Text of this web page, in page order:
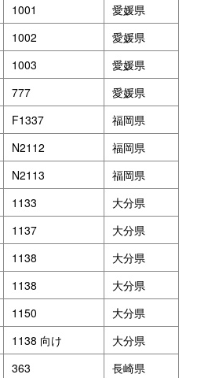
1001
愛媛県
1002
愛媛県
1003
愛媛県
777
愛媛県
F1337
福岡県
N2112
福岡県
N2113
福岡県
1133
大分県
1137
大分県
1138
大分県
1138
大分県
1150
大分県
1138 向け
大分県
363
長崎県